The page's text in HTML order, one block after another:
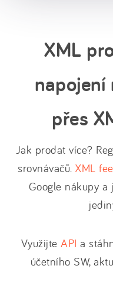
XML
napojení
přes
Jak prodat více?
srovnávačů.XML
Google nákupy a
Využijte API a
účetního SW,